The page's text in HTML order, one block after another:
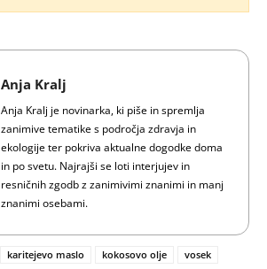
Anja Kralj
Anja Kralj je novinarka, ki piše in spremlja
zanimive tematike s področja zdravja in
ekologije ter pokriva aktualne dogodke doma
in po svetu. Najrajši se loti interjujev in
resničnih zgodb z zanimivimi znanimi in manj
znanimi osebami.
karitejevo maslo kokosovo olje vosek